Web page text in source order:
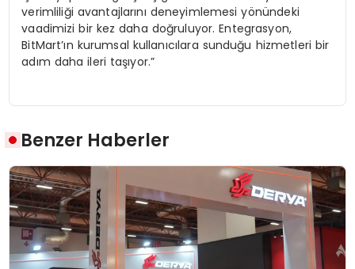
verimliliği avantajlarını deneyimlemesi yönündeki
vaadimizi bir kez daha doğruluyor. Entegrasyon,
BitMart’ın kurumsal kullanıcılara sunduğu hizmetleri bir
adım daha ileri taşıyor.”
Benzer Haberler